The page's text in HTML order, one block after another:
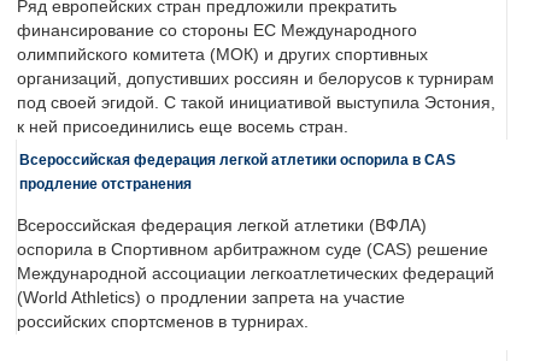
Ряд европейских стран предложили прекратить
финансирование со стороны ЕС Международного
олимпийского комитета (МОК) и других спортивных
организаций, допустивших россиян и белорусов к турнирам
под своей эгидой. С такой инициативой выступила Эстония,
к ней присоединились еще восемь стран.
Всероссийская федерация легкой атлетики оспорила в CAS
продление отстранения
Всероссийская федерация легкой атлетики (ВФЛА)
оспорила в Спортивном арбитражном суде (CAS) решение
Международной ассоциации легкоатлетических федераций
(World Athletics) о продлении запрета на участие
российских спортсменов в турнирах.